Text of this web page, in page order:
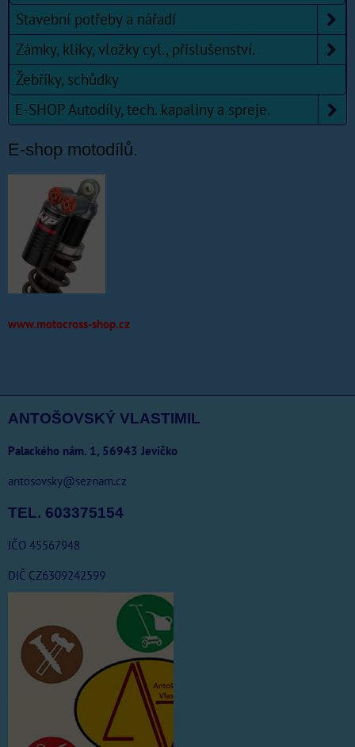
Stavební potřeby a nářadí
Zámky, kliky, vložky cyl., příslušenství.
Žebříky, schůdky
E-SHOP Autodíly, tech. kapaliny a spreje.
E-shop motodílů.
www.motocross-shop.cz
ANTOŠOVSKÝ VLASTIMIL
Palackého nám. 1, 56943 Jevíčko
antosovsky@seznam.cz
TEL. 603375154
IČO 45567948
DIČ CZ6309242599